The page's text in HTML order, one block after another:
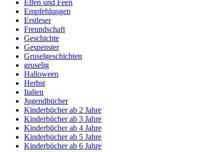
Elfen und Feen
Empfehlungen
Erstleser
Freundschaft
Geschichte
Gespenster
Gruselgeschichten
gruselig
Halloween
Herbst
Italien
Jugendbücher
Kinderbücher ab 2 Jahre
Kinderbücher ab 3 Jahre
Kinderbücher ab 4 Jahre
Kinderbücher ab 5 Jahre
Kinderbücher ab 6 Jahre